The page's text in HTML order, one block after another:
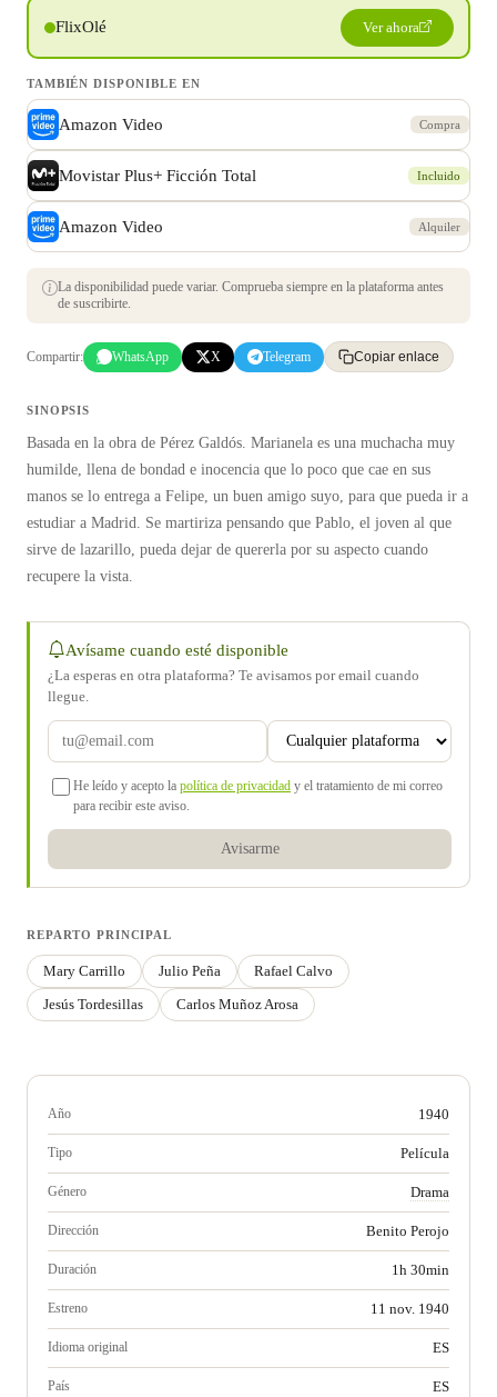
FlixOlé Ver ahora
TAMBIÉN DISPONIBLE EN
Amazon Video Compra
Movistar Plus+ Ficción Total Incluido
Amazon Video Alquiler
La disponibilidad puede variar. Comprueba siempre en la plataforma antes
de suscribirte.
Compartir: WhatsApp X Telegram Copiar enlace
SINOPSIS
Basada en la obra de Pérez Galdós. Marianela es una muchacha muy
humilde, llena de bondad e inocencia que lo poco que cae en sus
manos se lo entrega a Felipe, un buen amigo suyo, para que pueda ir a
estudiar a Madrid. Se martiriza pensando que Pablo, el joven al que
sirve de lazarillo, pueda dejar de quererla por su aspecto cuando
recupere la vista.
Avísame cuando esté disponible
¿La esperas en otra plataforma? Te avisamos por email cuando
llegue.
He leído y acepto la política de privacidad y el tratamiento de mi correo
para recibir este aviso.
Avisarme
REPARTO PRINCIPAL
Mary Carrillo Julio Peña
Rafael Calvo
Jesús Tordesillas
Carlos Muñoz Arosa
Año 1940
Tipo Película
Género Drama
Dirección Benito Perojo
Duración 1h 30min
Estreno 11 nov. 1940
Idioma original ES
País ES